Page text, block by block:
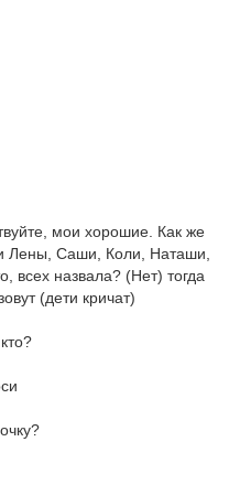
мои хорошие. Как же
Лены, Саши, Коли, Наташи,
всех назвала? (Нет) тогда
(дети кричат)